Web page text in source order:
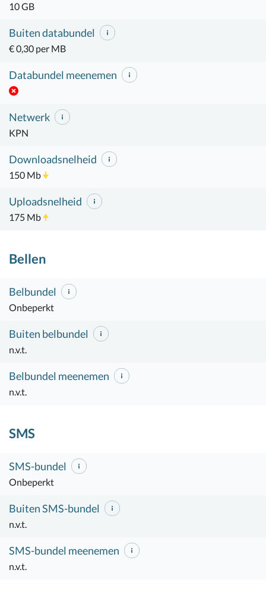
10 GB
Buiten databundel
€ 0,30 per MB
Databundel meenemen
Netwerk
KPN
Downloadsnelheid
150 Mb
Uploadsnelheid
175 Mb
Bellen
Belbundel
Onbeperkt
Buiten belbundel
n.v.t.
Belbundel meenemen
n.v.t.
SMS
SMS-bundel
Onbeperkt
Buiten SMS-bundel
n.v.t.
SMS-bundel meenemen
n.v.t.